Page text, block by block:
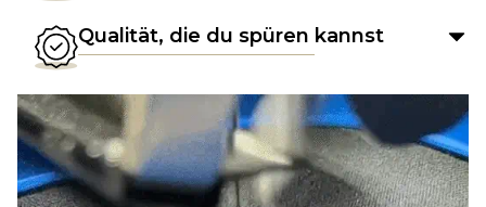
Qualität, die du spüren kannst